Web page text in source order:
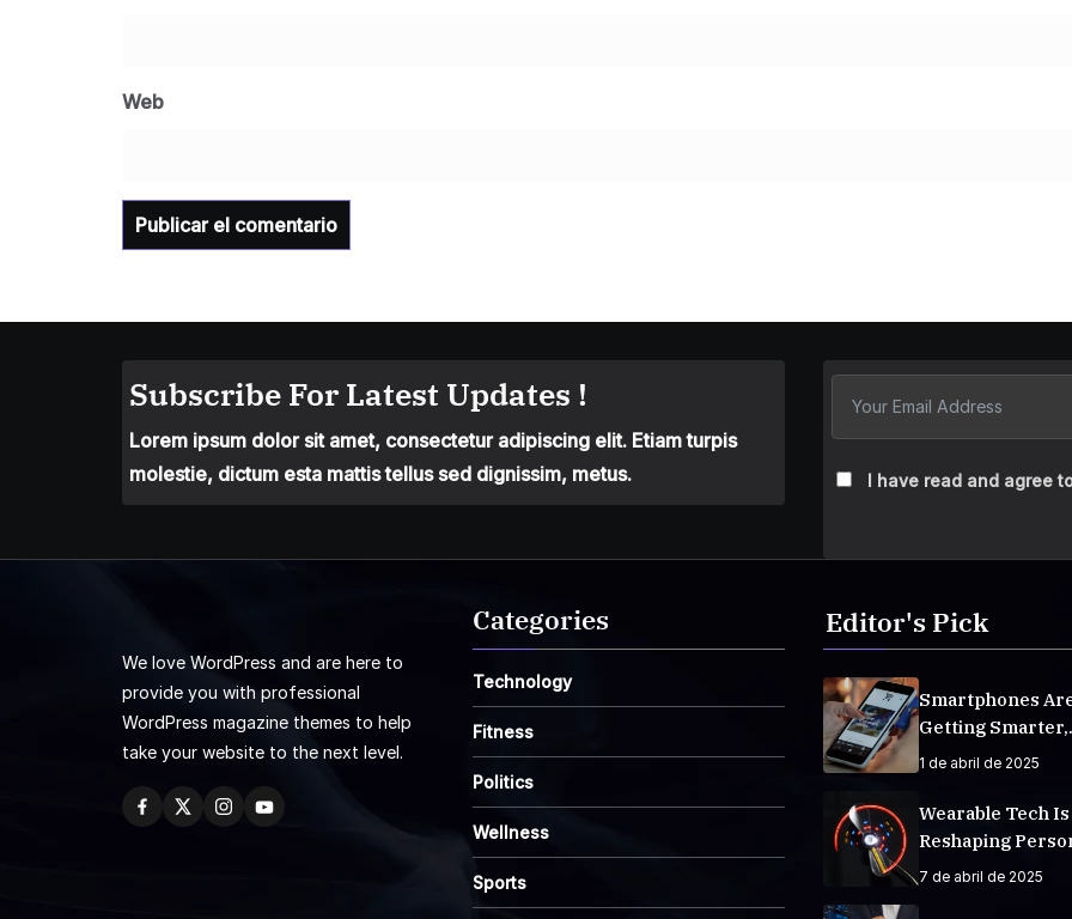
Web
Subscribe For Latest Updates !
Lorem ipsum dolor sit amet, consectetur adipiscing elit. Etiam turpis
molestie, dictum esta mattis tellus sed dignissim, metus.
I have read and agree
We love WordPress and are here to
provide you with professional
WordPress magazine themes to help
take your website to the next level.
Categories
Technology
Fitness
Politics
Wellness
Sports
Editor's Pick
Smartphones
Getting Smarter,
Integrating AI
1 de abril de 2025
Wearable Tech Is
Reshaping
Fitness Tracking
7 de abril de 2025